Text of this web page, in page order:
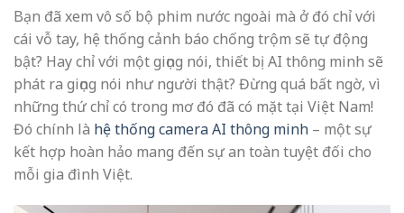
Bạn đã xem vô số bộ phim nước ngoài mà ở đó chỉ với
cái vỗ tay, hệ thống cảnh báo chống trộm sẽ tự động
bật? Hay chỉ với một giọng nói, thiết bị AI thông minh sẽ
phát ra giọng nói như người thật? Đừng quá bất ngờ, vì
những thứ chỉ có trong mơ đó đã có mặt tại Việt Nam!
Đó chính là hệ thống camera AI thông minh – một sự
kết hợp hoàn hảo mang đến sự an toàn tuyệt đối cho
mỗi gia đình Việt.